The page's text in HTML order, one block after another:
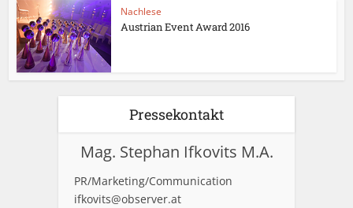
Nachlese
Austrian Event Award 2016
Pressekontakt
Mag. Stephan Ifkovits M.A.
PR/Marketing/Communication
ifkovits@observer.at